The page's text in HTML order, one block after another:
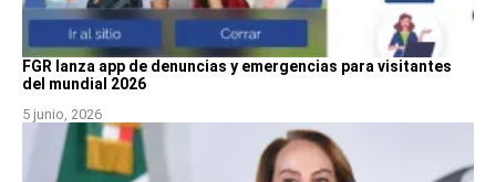
FGR lanza app de denuncias y emergencias para visitantes
del mundial 2026
5 junio, 2026